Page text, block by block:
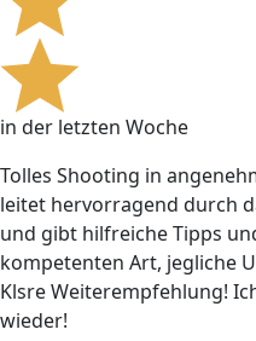
in der letzten Woche
Tolles Shooting in
leitet hervorragend durch
und gibt hilfreiche Tipps
kompetenten Art, jegliche
Klsre Weiterempfehlung!
wieder!